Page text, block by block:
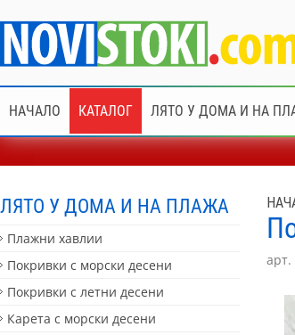
НАЧАЛО КАТАЛОГ ЛЯТО У ДОМА И НА
ЛЯТО У ДОМА И НА ПЛАЖА
Плажни хавлии
Покривки с морски десени
Покривки с летни десени
Карета с морски десени